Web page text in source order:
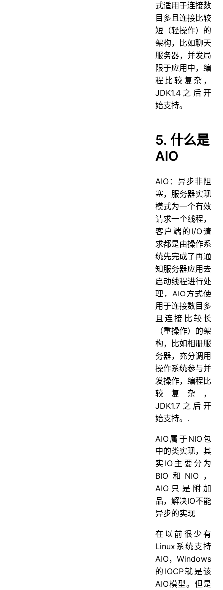
式适用于连接数
目多且连接比较
短（轻操作）的
架构，比如聊天
服务器，并发局
限于应用中，编
程比较复杂，
JDK1.4之后开
始支持。
5. 什么是
AIO
AIO：异步非阻
塞，服务器实现
模式为一个有效
请求一个线程，
客户端的I/O请
求都是由操作系
统先完成了再通
知服务器应用去
启动线程进行处
理，AIO方式使
用于连接数目多
且连接比较长
（重操作）的架
构，比如相册服
务器，充分调用
操作系统参与并
发操作，编程比
较复杂，
JDK1.7之后开
始支持。.
AIO属于NIO包
中的类实现，其
实IO主要分为
BIO和NIO，
AIO只是附加
品，解决IO不能
异步的实现
在以前很少有
Linux系统支持
AIO，Windows
的IOCP就是该
AIO模型。但是